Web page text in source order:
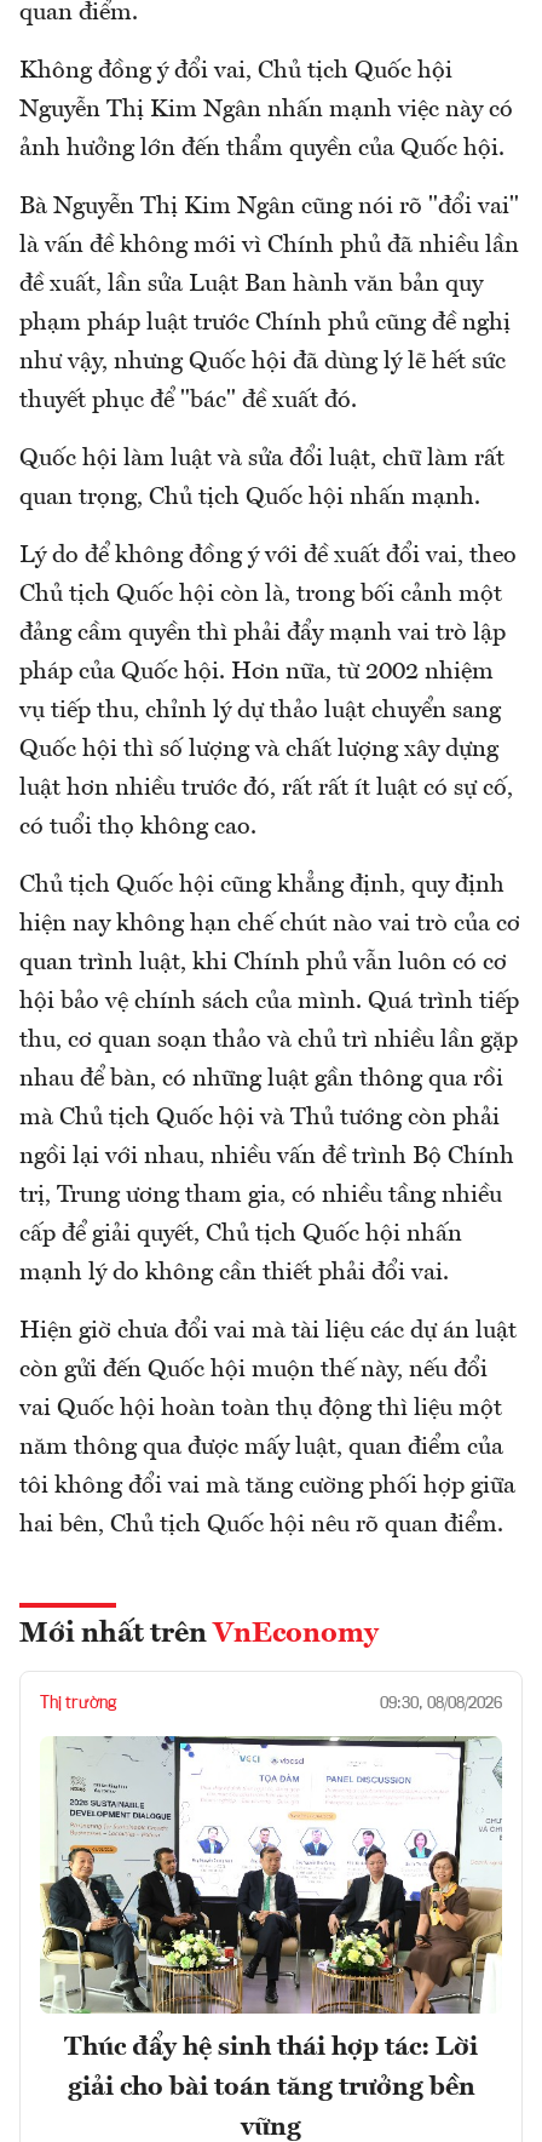
quan điểm.
Không đồng ý đổi vai, Chủ tịch Quốc hội
Nguyễn Thị Kim Ngân nhấn mạnh việc này có
ảnh hưởng lớn đến thẩm quyền của Quốc hội.
Bà Nguyễn Thị Kim Ngân cũng nói rõ "đổi vai"
là vấn đề không mới vì Chính phủ đã nhiều lần
đề xuất, lần sửa Luật Ban hành văn bản quy
phạm pháp luật trước Chính phủ cũng đề nghị
như vậy, nhưng Quốc hội đã dùng lý lẽ hết sức
thuyết phục để "bác" đề xuất đó.
Quốc hội làm luật và sửa đổi luật, chữ làm rất
quan trọng, Chủ tịch Quốc hội nhấn mạnh.
Lý do để không đồng ý với đề xuất đổi vai, theo
Chủ tịch Quốc hội còn là, trong bối cảnh một
đảng cầm quyền thì phải đẩy mạnh vai trò lập
pháp của Quốc hội. Hơn nữa, từ 2002 nhiệm
vụ tiếp thu, chỉnh lý dự thảo luật chuyển sang
Quốc hội thì số lượng và chất lượng xây dựng
luật hơn nhiều trước đó, rất rất ít luật có sự cố,
có tuổi thọ không cao.
Chủ tịch Quốc hội cũng khẳng định, quy định
hiện nay không hạn chế chút nào vai trò của cơ
quan trình luật, khi Chính phủ vẫn luôn có cơ
hội bảo vệ chính sách của mình. Quá trình tiếp
thu, cơ quan soạn thảo và chủ trì nhiều lần gặp
nhau để bàn, có những luật gần thông qua rồi
mà Chủ tịch Quốc hội và Thủ tướng còn phải
ngồi lại với nhau, nhiều vấn đề trình Bộ Chính
trị, Trung ương tham gia, có nhiều tầng nhiều
cấp để giải quyết, Chủ tịch Quốc hội nhấn
mạnh lý do không cần thiết phải đổi vai.
Hiện giờ chưa đổi vai mà tài liệu các dự án luật
còn gửi đến Quốc hội muộn thế này, nếu đổi
vai Quốc hội hoàn toàn thụ động thì liệu một
năm thông qua được mấy luật, quan điểm của
tôi không đổi vai mà tăng cường phối hợp giữa
hai bên, Chủ tịch Quốc hội nêu rõ quan điểm.
Mới nhất trên VnEconomy
Thị trường 09:30, 08/08/2026
Thúc đẩy hệ sinh thái hợp tác: Lời
giải cho bài toán tăng trưởng bền
vững